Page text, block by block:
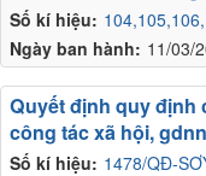
Số kí hiệu:
Ngày ban hành: 11/03/
Số kí hiệu: 1478/QĐ-
Quyết định quy định
công tác xã hội,